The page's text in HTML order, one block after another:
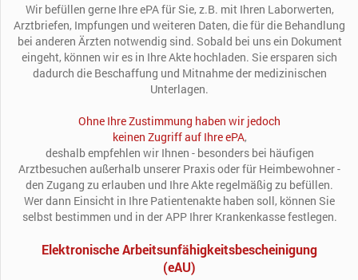
Wir befüllen gerne Ihre ePA für Sie, z.B. mit Ihren Laborwerten,
Arztbriefen, Impfungen und weiteren Daten, die für die Behandlung
bei anderen Ärzten notwendig sind. Sobald bei uns ein Dokument
eingeht, können wir es in Ihre Akte hochladen. Sie ersparen sich
dadurch die Beschaffung und Mitnahme der medizinischen
Unterlagen.
Ohne Ihre Zustimmung haben wir jedoch
keinen Zugriff auf Ihre ePA,
deshalb empfehlen wir Ihnen - besonders bei häufigen
Arztbesuchen außerhalb unserer Praxis oder für Heimbewohner -
den Zugang zu erlauben und Ihre Akte regelmäßig zu befüllen.
Wer dann Einsicht in Ihre Patientenakte haben soll, können Sie
selbst bestimmen und in der APP Ihrer Krankenkasse festlegen.
Elektronische Arbeitsunfähigkeitsbescheinigung
(eAU)